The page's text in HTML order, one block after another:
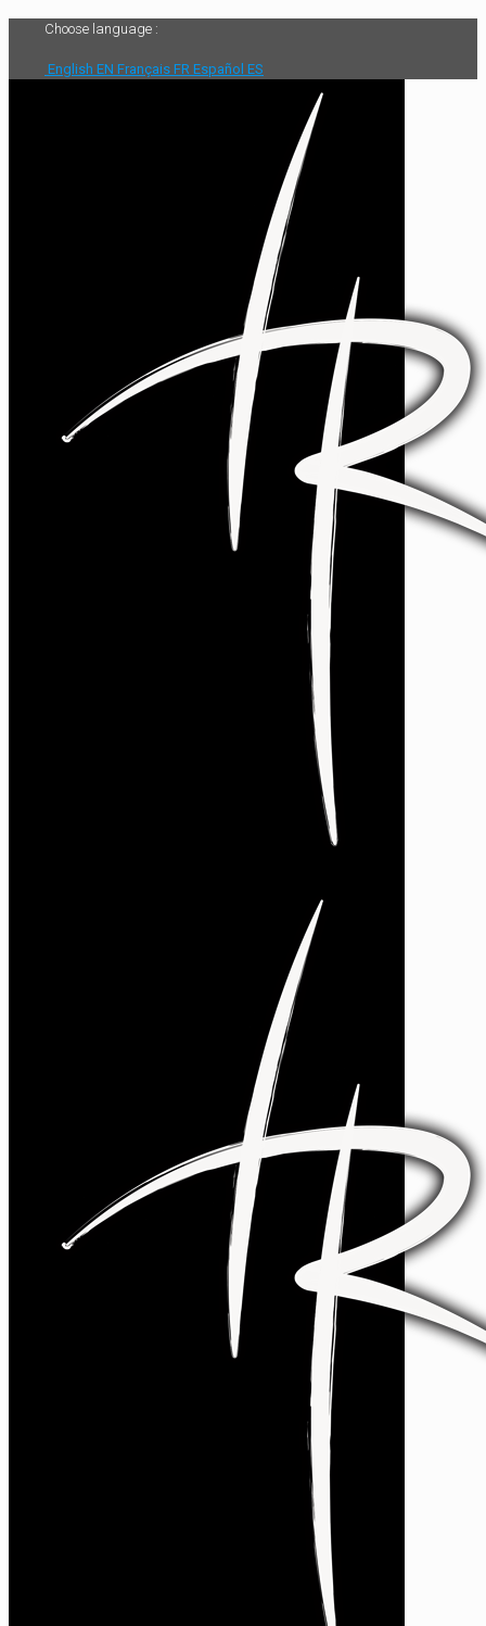
Choose language :
English EN Français FR Español ES